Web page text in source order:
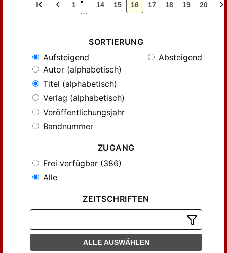
1
…
14 15 16 17 18 19 20
SORTIERUNG
Aufsteigend
Absteigend
Autor (alphabetisch)
Titel (alphabetisch)
Verlag (alphabetisch)
Veröffentlichungsjahr
Bandnummer
ZUGANG
Frei verfügbar (386)
Alle
ZEITSCHRIFTEN
ALLE AUSWÄHLEN